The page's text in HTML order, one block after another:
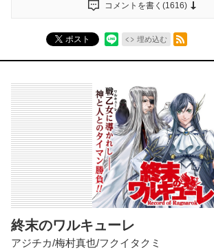
コメントを書く(1616)
ポスト 埋め込む
RSSフィード
終末のワルキューレ
アジチカ/梅村真也/フクイタクミ